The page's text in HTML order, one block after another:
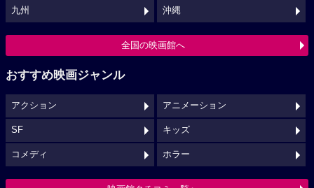
九州 沖縄
全国の映画館へ
おすすめ映画ジャンル
アクション アニメーション
SF キッズ
コメディ ホラー